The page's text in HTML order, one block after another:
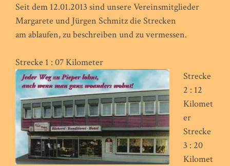
Seit dem 12.01.2013 sind unsere Vereinsmitglieder
Margarete und Jürgen Schmitz die Strecken
am ablaufen, zu beschreiben und zu vermessen.
Strecke 1 : 07 Kilometer
Strecke
2 : 12
Kilomet
er
Strecke
3 : 20
Kilomet